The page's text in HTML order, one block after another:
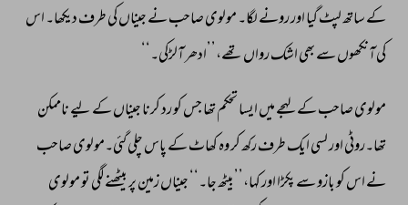
کے ساتھ لپٹ گیا اور رونے لگا۔ مولوی صاحب نے جیناں کی طرف دیکھا۔ اس
کی آنکھوں سے بھی اشک رواں تھے،’’ادھر آلڑکی۔‘‘
مولوی صاحب کے لہجے میں ایسا تحکم تھا جس کو رد کرنا جیناں کے لیے ناممکن
تھا۔روٹی اور لسی ایک طرف رکھ کر وہ کھاٹ کے پاس چلی گئی۔مولوی صاحب
نے اس کو بازو سے پکڑا اور کہا،’’بیٹھ جا۔‘‘ جیناں زمین پر بیٹھنے لگی تو مولوی